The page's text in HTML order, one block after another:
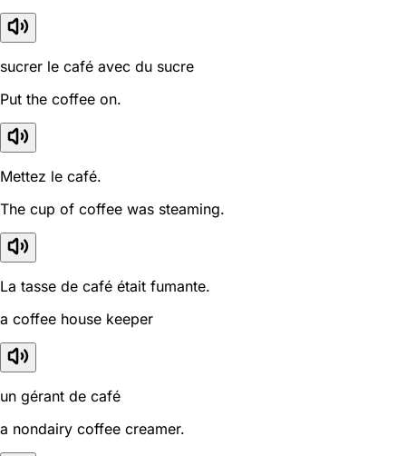
sucrer le café avec du sucre
Put the coffee on.
Mettez le café.
The cup of coffee was steaming.
La tasse de café était fumante.
a coffee house keeper
un gérant de café
a nondairy coffee creamer.